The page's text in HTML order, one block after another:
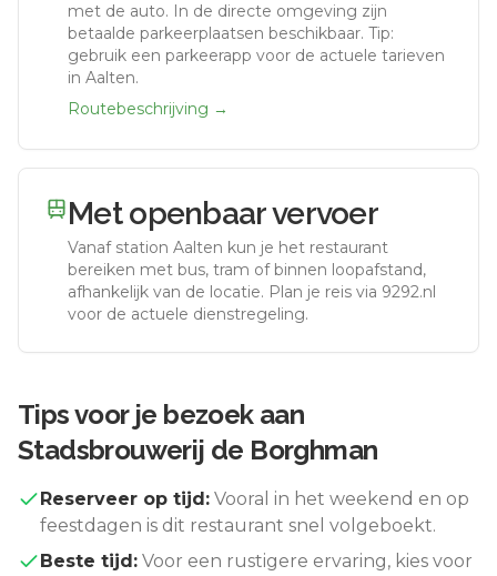
met de auto. In de directe omgeving zijn
betaalde parkeerplaatsen beschikbaar. Tip:
gebruik een parkeerapp voor de actuele tarieven
in Aalten.
Routebeschrijving →
Met openbaar vervoer
Vanaf station Aalten kun je het restaurant
bereiken met bus, tram of binnen loopafstand,
afhankelijk van de locatie. Plan je reis via 9292.nl
voor de actuele dienstregeling.
Tips voor je bezoek aan
Stadsbrouwerij de Borghman
Reserveer op tijd: Vooral in het weekend en op
feestdagen is dit restaurant snel volgeboekt.
Beste tijd: Voor een rustigere ervaring, kies voor